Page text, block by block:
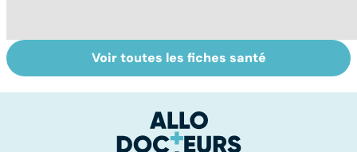
Faire du sport à
domicile, c'est
Don de gamètes :
le pour et le
levée de
l'anonymat
Voir toutes les fiches santé